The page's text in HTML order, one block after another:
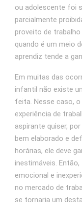
ou adolescente foi
parcialmente
proveito de
quando é um meio
aprendiz tende a
Em muitas das
infantil não existe
feita. Nesse caso,
experiência de
aspirante quiser,
bem elaborado e
horárias, ele deve
inestimáveis.
emocional e
no mercado de
se tornaria um